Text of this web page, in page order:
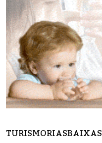
TURISMORIASBAIXAS